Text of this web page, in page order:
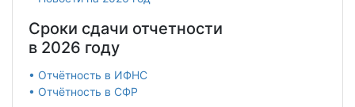
Сроки сдачи отчетности
в 2026 году
• Отчётность в ИФНС
• Отчётность в СФР